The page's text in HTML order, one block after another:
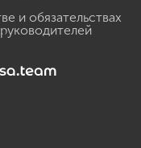
и обязательствах